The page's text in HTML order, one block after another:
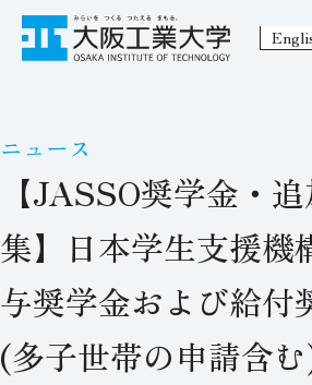
ニュース
【JASSO奨学金・
集】日本学生支援
与奨学金および給付
(多子世帯の申請含